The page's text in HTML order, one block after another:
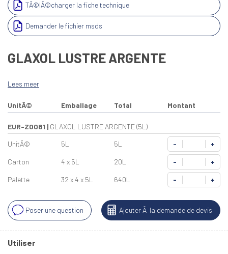
TÃ©lÃ©charger la fiche technique
Demander le fichier msds
GLAXOL LUSTRE ARGENTE
Lees meer
UnitÃ© Emballage Total Montant
EUR-Z0081 | GLAXOL LUSTRE ARGENTE (5L)
UnitÃ©
5L 5L - +
Carton 4 x 5L 20L - +
Palette 32 x 4 x 5L 640L - +
Ajouter Ã la demande de devis
Poser une question
Utiliser